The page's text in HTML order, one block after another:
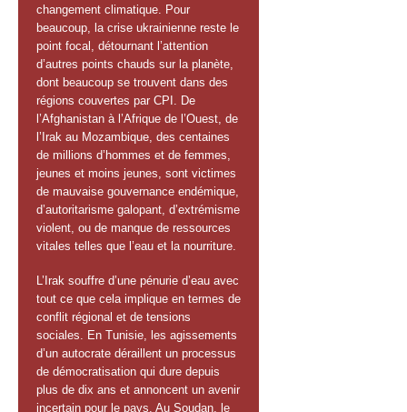
changement climatique. Pour
beaucoup, la crise ukrainienne reste le
point focal, détournant l’attention
d’autres points chauds sur la planète,
dont beaucoup se trouvent dans des
régions couvertes par CPI. De
l’Afghanistan à l’Afrique de l’Ouest, de
l’Irak au Mozambique, des centaines
de millions d’hommes et de femmes,
jeunes et moins jeunes, sont victimes
de mauvaise gouvernance endémique,
d’autoritarisme galopant, d’extrémisme
violent, ou de manque de ressources
vitales telles que l’eau et la nourriture.
L’Irak souffre d’une pénurie d’eau avec
tout ce que cela implique en termes de
conflit régional et de tensions
sociales. En Tunisie, les agissements
d’un autocrate déraillent un processus
de démocratisation qui dure depuis
plus de dix ans et annoncent un avenir
incertain pour le pays. Au Soudan, le